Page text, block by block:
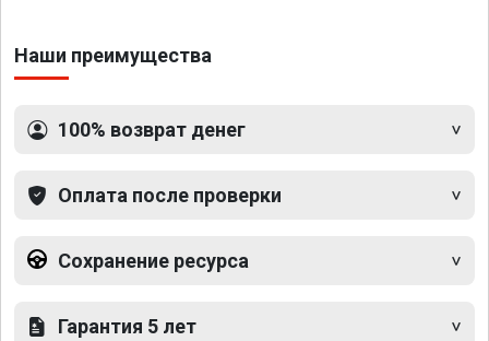
Наши преимущества
100% возврат денег
Оплата после проверки
Сохранение ресурса
Гарантия 5 лет